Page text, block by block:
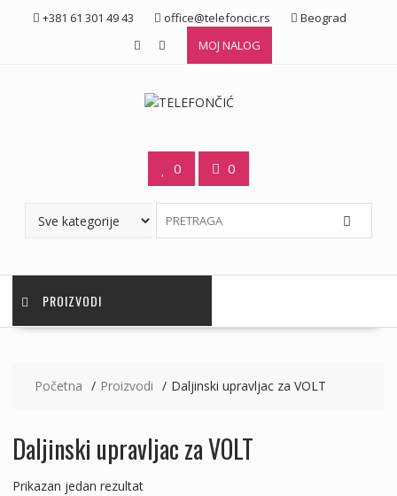
+381 61 301 49 43 office@telefoncic.rs
Beograd
MOJ NALOG
0 0
PROIZVODI
Početna Proizvodi Daljinski upravljac za VOLT
Daljinski upravljac za VOLT
Prikazan jedan rezultat